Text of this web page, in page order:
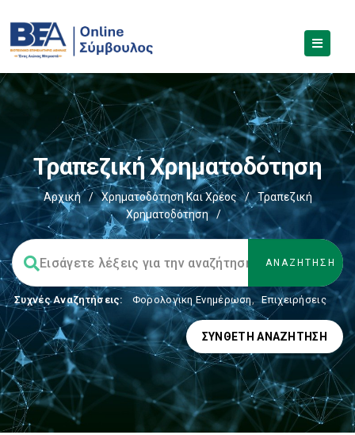
Τραπεζική Χρηματοδότηση
Αρχική / Χρηματοδότηση Και Χρέος /
Τραπεζική
Χρηματοδότηση
/
Συχνές Αναζητήσεις: Φορολογικη Ενημέρωση, Επιχειρήσεις
ΣΎΝΘΕΤΗ ΑΝΑΖΉΤΗΣΗ